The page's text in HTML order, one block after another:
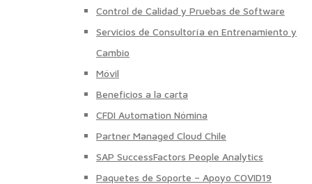
Control de Calidad y Pruebas de Software
Servicios de Consultoría en Entrenamiento y
Cambio
Móvil
Beneficios a la carta
CFDI Automation Nómina
Partner Managed Cloud Chile
SAP SuccessFactors People Analytics
Paquetes de Soporte – Apoyo COVID19